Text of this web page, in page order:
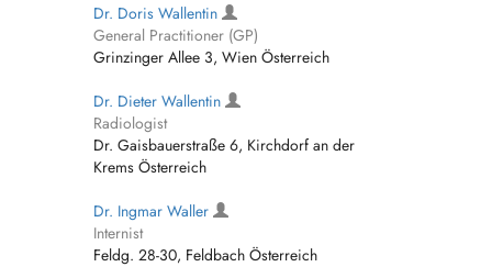
Dr. Doris Wallentin
General Practitioner (GP)
Grinzinger Allee 3, Wien Österreich
Dr. Dieter Wallentin
Radiologist
Dr. Gaisbauerstraße 6, Kirchdorf an der
Krems Österreich
Dr. Ingmar Waller
Internist
Feldg. 28-30, Feldbach Österreich